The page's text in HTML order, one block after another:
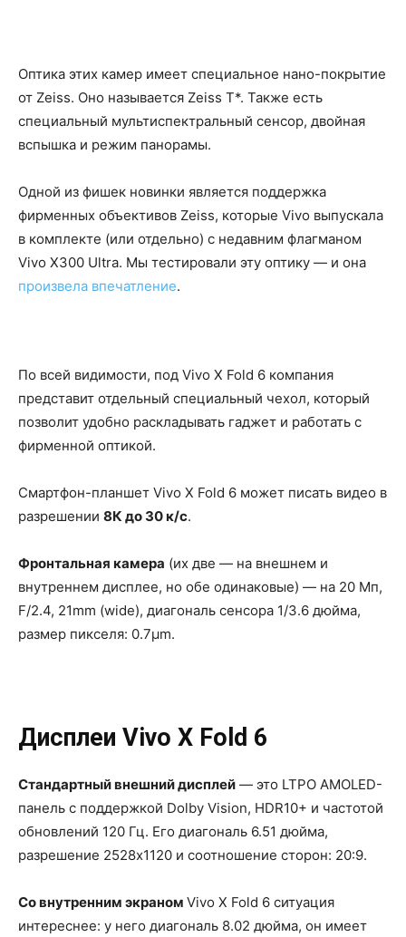
Оптика этих камер имеет специальное нано-покрытие
от Zeiss. Оно называется Zeiss T*. Также есть
специальный мультиспектральный сенсор, двойная
вспышка и режим панорамы.
Одной из фишек новинки является поддержка
фирменных объективов Zeiss, которые Vivo выпускала
в комплекте (или отдельно) с недавним флагманом
Vivo X300 Ultra. Мы тестировали эту оптику — и она
произвела впечатление.
По всей видимости, под Vivo X Fold 6 компания
представит отдельный специальный чехол, который
позволит удобно раскладывать гаджет и работать с
фирменной оптикой.
Смартфон-планшет Vivo X Fold 6 может писать видео в
разрешении 8К до 30 к/с.
Фронтальная камера (их две — на внешнем и
внутреннем дисплее, но обе одинаковые) — на 20 Мп,
F/2.4, 21mm (wide), диагональ сенсора 1/3.6 дюйма,
размер пикселя: 0.7µm.
Дисплеи Vivo X Fold 6
Стандартный внешний дисплей — это LTPO AMOLED-
панель с поддержкой Dolby Vision, HDR10+ и частотой
обновлений 120 Гц. Его диагональ 6.51 дюйма,
разрешение 2528х1120 и соотношение сторон: 20:9.
Со внутренним экраном Vivo X Fold 6 ситуация
интереснее: у него диагональ 8.02 дюйма, он имеет